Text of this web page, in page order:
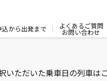
込から出発まで
よくあるご質問
お問い合わせ
いただいた乗車日の列車は